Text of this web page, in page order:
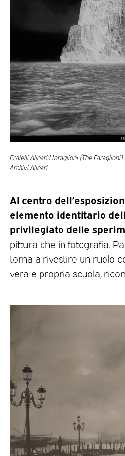
Fratelli Alinari I faraglioni (The
Archivi Alinari
Al centro
elemento identitario
privilegiato delle
pittura che in fotografia.
torna a rivestire un ruolo
vera e propria scuola,